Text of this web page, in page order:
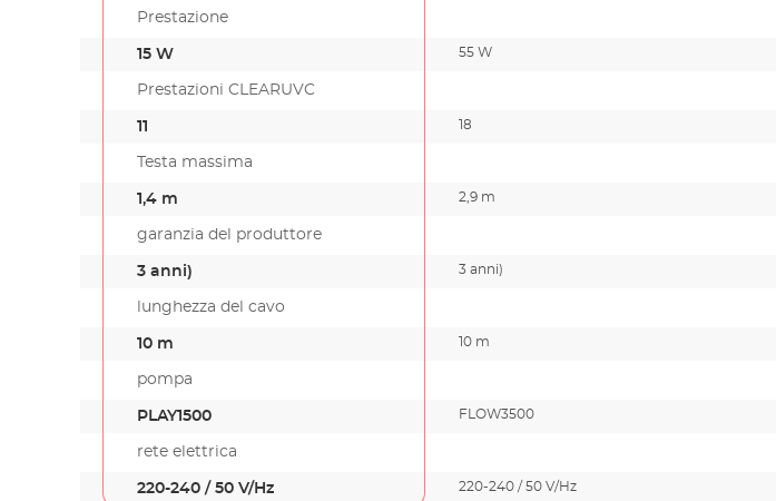
Prestazione
15 W 55 W
Prestazioni CLEARUVC
11 18
Testa massima
1,4 m 2,9 m
garanzia del produttore
3 anni) 3 anni)
lunghezza del cavo
10 m 10 m
pompa
PLAY1500 FLOW3500
rete elettrica
220-240 / 50 V/Hz 220-240 / 50 V/Hz